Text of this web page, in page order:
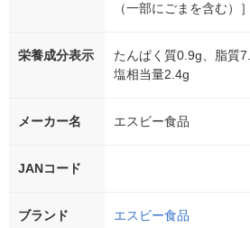
（一部にごまを含む）］
栄養成分表示
たんぱく質0.9g、脂質
塩相当量2.4g
メーカー名 エスビー食品
JANコード
ブランド エスビー食品